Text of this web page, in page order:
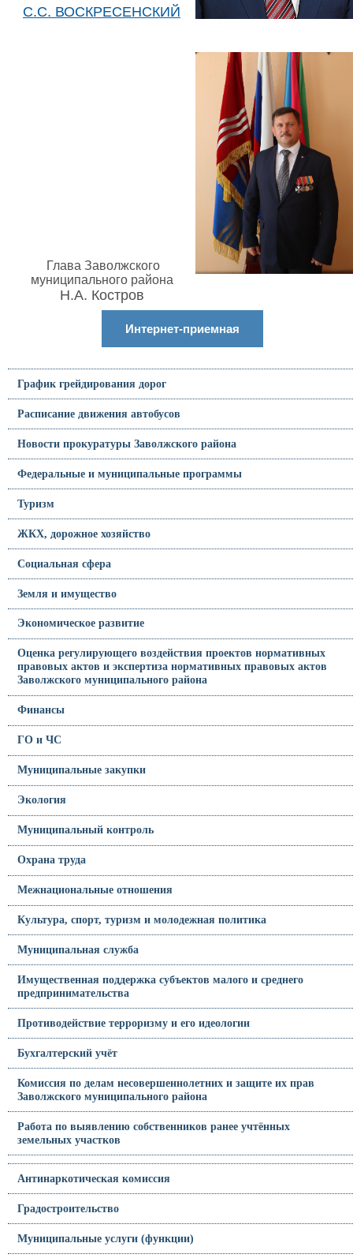
С.С. ВОСКРЕСЕНСКИЙ
Глава Заволжского
муниципального района
Н.А. Костров
Интернет-приемная
График грейдирования дорог
Расписание движения автобусов
Новости прокуратуры Заволжского района
Федеральные и муниципальные программы
Туризм
ЖКХ, дорожное хозяйство
Социальная сфера
Земля и имущество
Экономическое развитие
Оценка регулирующего воздействия проектов нормативных
правовых актов и экспертиза нормативных правовых актов
Заволжского муниципального района
Финансы
ГО и ЧС
Муниципальные закупки
Экология
Муниципальный контроль
Охрана труда
Межнациональные отношения
Культура, спорт, туризм и молодежная политика
Муниципальная служба
Имущественная поддержка субъектов малого и среднего
предпринимательства
Противодействие терроризму и его идеологии
Бухгалтерский учёт
Комиссия по делам несовершеннолетних и защите их прав
Заволжского муниципального района
Работа по выявлению собственников ранее учтённых
земельных участков
Антинаркотическая комиссия
Градостроительство
Муниципальные услуги (функции)